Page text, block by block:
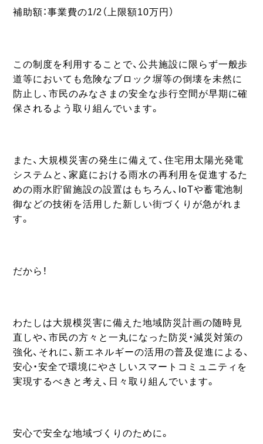
補助額：事業費の1/2（上限額10万円）
この制度を利用することで、公共施設に限らず一般歩
道等においても危険なブロック塀等の倒壊を未然に
防止し、市民のみなさまの安全な歩行空間が早期に確
保されるよう取り組んでいます。
また、大規模災害の発生に備えて、住宅用太陽光発電
システムと、家庭における雨水の再利用を促進するた
めの雨水貯留施設の設置はもちろん、IoTや蓄電池制
御などの技術を活用した新しい街づくりが急がれま
す。
だから！
わたしは大規模災害に備えた地域防災計画の随時見
直しや、市民の方々と一丸になった防災・減災対策の
強化、それに、新エネルギーの活用の普及促進による、
安心・安全で環境にやさしいスマートコミュニティを
実現するべきと考え、日々取り組んでいます。
安心で安全な地域づくりのために。